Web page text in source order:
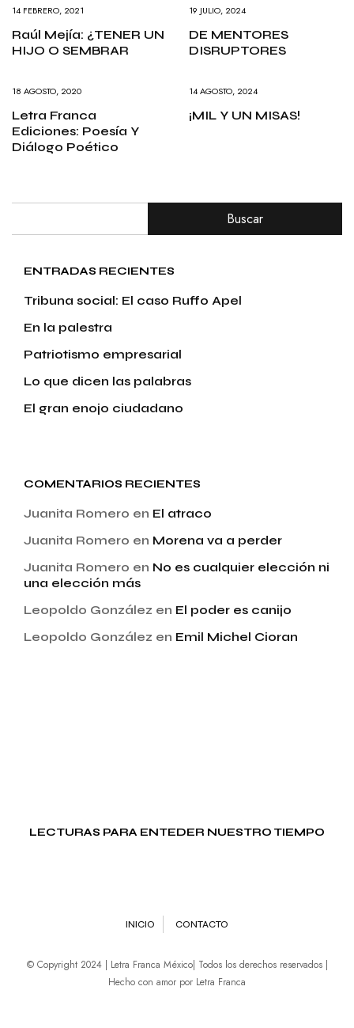
14 FEBRERO, 2021
Raúl Mejía: ¿TENER UN
HIJO O SEMBRAR
19 JULIO, 2024
DE MENTORES
DISRUPTORES
18 AGOSTO, 2020
Letra Franca
Ediciones: Poesía Y
Diálogo Poético
14 AGOSTO, 2024
¡MIL Y UN MISAS!
Buscar
ENTRADAS RECIENTES
Tribuna social: El caso Ruffo Apel
En la palestra
Patriotismo empresarial
Lo que dicen las palabras
El gran enojo ciudadano
COMENTARIOS RECIENTES
Juanita Romero en El atraco
Juanita Romero en Morena va a perder
Juanita Romero en No es cualquier elección ni
una elección más
Leopoldo González en El poder es canijo
Leopoldo González en Emil Michel Cioran
LECTURAS PARA ENTEDER NUESTRO TIEMPO
INICIO CONTACTO
© Copyright 2024 | Letra Franca México| Todos los derechos reservados |
Hecho con amor por Letra Franca